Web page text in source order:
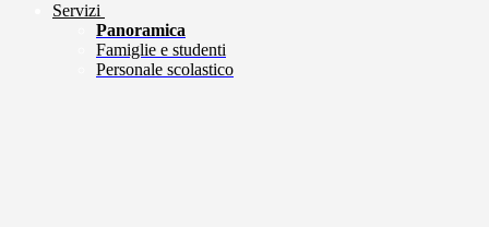
Servizi
Panoramica
Famiglie e studenti
Personale scolastico